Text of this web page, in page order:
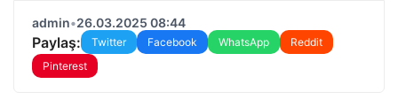
admin•26.03.2025 08:44
Paylaş: Twitter Facebook WhatsApp
Reddit
Pinterest